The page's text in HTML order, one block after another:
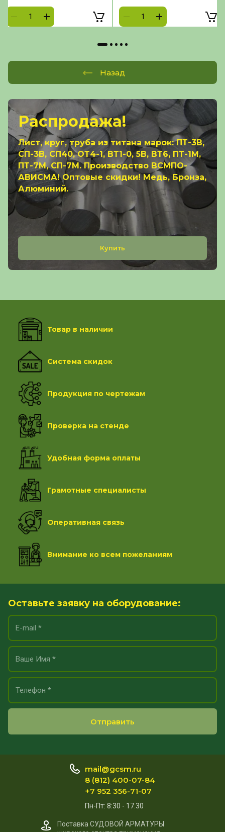
Распродажа!
Лист, круг, труба из титана марок: ПТ-3В,
СП-3В, СП40, ОТ4-1, ВТ1-0, 5В, ВТ6, ПТ-1М,
ПТ-7М, СП-7М. Производство ВСМПО-
АВИСМА! Оптовые скидки! Медь, Бронза,
Алюминий.
Купить
Назад
Товар в наличии
Система скидок
Продукция по чертежам
Проверка на стенде
Удобная форма оплаты
Грамотные специалисты
Оперативная связь
Внимание ко всем пожеланиям
Оставьте заявку на оборудование:
Отправить
mail@gcsm.ru
8 (812) 400-07-84
+7 952 356-71-07
Пн-Пт: 8:30 - 17.30
Поставка СУДОВОЙ АРМАТУРЫ